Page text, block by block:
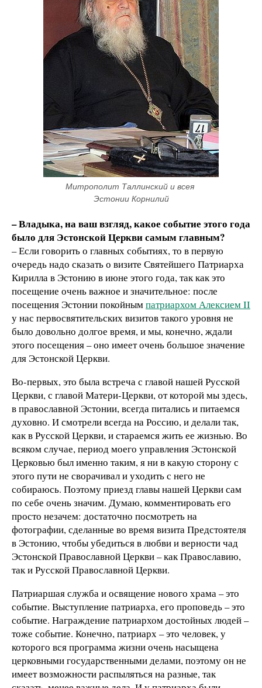
Митрополит Таллинский и всея
Эстонии Корнилий
– Владыка, на ваш взгляд, какое событие этого года
было для Эстонской Церкви самым главным?
– Если говорить о главных событиях, то в первую
очередь надо сказать о визите Святейшего Патриарха
Кирилла в Эстонию в июне этого года, так как это
посещение очень важное и значительное: после
посещения Эстонии покойнымпатриархом Алексием II
у нас первосвятительских визитов такого уровня не
было довольно долгое время, и мы, конечно, ждали
этого посещения – оно имеет очень большое значение
для Эстонской Церкви.
Во-первых, это была встреча с главой нашей Русской
Церкви, с главой Матери-Церкви, от которой мы здесь,
в православной Эстонии, всегда питались и питаемся
духовно. И смотрели всегда на Россию, и делали так,
как в Русской Церкви, и стараемся жить ее жизнью. Во
всяком случае, период моего управления Эстонской
Церковью был именно таким, я ни в какую сторону с
этого пути не сворачивал и уходить с него не
собираюсь. Поэтому приезд главы нашей Церкви сам
по себе очень значим. Думаю, комментировать его
просто незачем: достаточно посмотреть на
фотографии, сделанные во время визита Предстоятеля
в Эстонию, чтобы убедиться в любви и верности чад
Эстонской Православной Церкви – как Православию,
так и Русской Православной Церкви.
Патриаршая служба и освящение нового храма – это
событие. Выступление патриарха, его проповедь – это
событие. Награждение патриархом достойных людей –
тоже событие. Конечно, патриарх – это человек, у
которого вся программа жизни очень насыщена
церковными государственными делами, поэтому он не
имеет возможности распыляться на разные, так